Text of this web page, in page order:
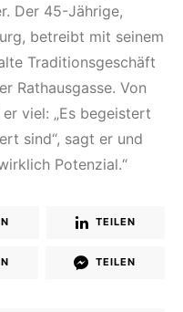
Der 45-Jährige,
betreibt mit seinem
Traditionsgeschäft
Rathausgasse. Von
viel: „Es begeistert
sind“, sagt er und
Potenzial.“
TEILEN
TEILEN